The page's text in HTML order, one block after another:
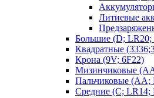
Литиевые
Большие (D; LR20;
Квадратные
Крона (9V; 6F22)
Мизинчиковые
Пальчиковые (AA;
Средние (C; LR14;